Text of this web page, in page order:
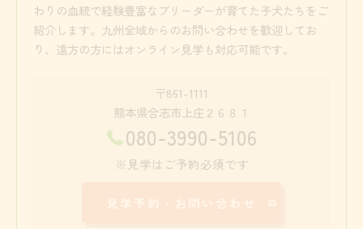
わりの血統で経験豊富なブリーダーが育てた子犬たちをご
紹介します。九州全域からのお問い合わせを歓迎してお
り、遠方の方にはオンライン見学も対応可能です。
〒861-1111
熊本県合志市上庄２６８１
080-3990-5106
※見学はご予約必須です